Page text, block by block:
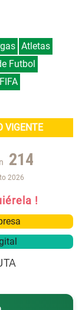
Atletas
Futbol
FIFA
VIGENTE
214
2026
!